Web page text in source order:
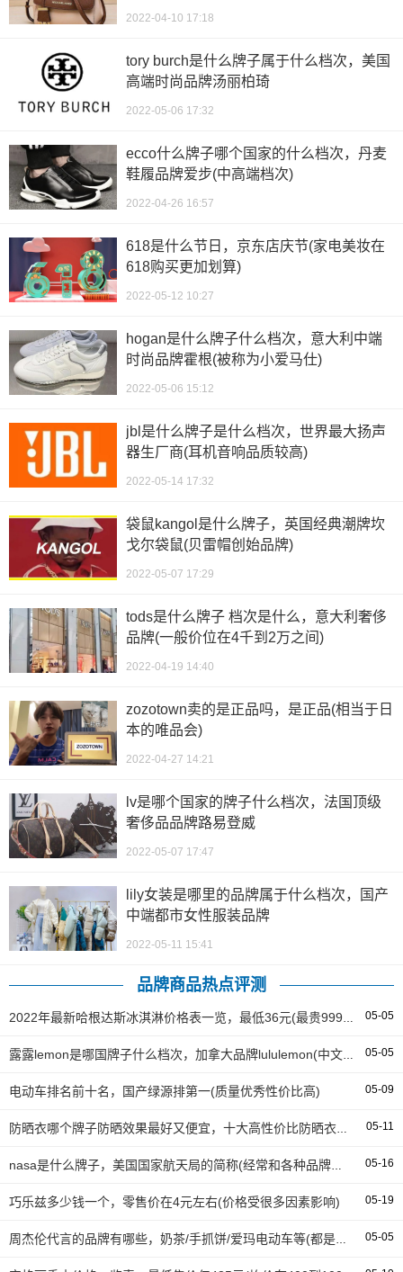
2022-04-10 17:18
tory burch是什么牌子属于什么档次，美国
高端时尚品牌汤丽柏琦
2022-05-06 17:32
ecco什么牌子哪个国家的什么档次，丹麦
鞋履品牌爱步(中高端档次)
2022-04-26 16:57
618是什么节日，京东店庆节(家电美妆在
618购买更加划算)
2022-05-12 10:27
hogan是什么牌子什么档次，意大利中端
时尚品牌霍根(被称为小爱马仕)
2022-05-06 15:12
jbl是什么牌子是什么档次，世界最大扬声
器生厂商(耳机音响品质较高)
2022-05-14 17:32
袋鼠kangol是什么牌子，英国经典潮牌坎
戈尔袋鼠(贝雷帽创始品牌)
2022-05-07 17:29
tods是什么牌子 档次是什么，意大利奢侈
品牌(一般价位在4千到2万之间)
2022-04-19 14:40
zozotown卖的是正品吗，是正品(相当于日
本的唯品会)
2022-04-27 14:21
lv是哪个国家的牌子什么档次，法国顶级
奢侈品品牌路易登威
2022-05-07 17:47
lily女装是哪里的品牌属于什么档次，国产
中端都市女性服装品牌
2022-05-11 15:41
品牌商品热点评测
05-05
05-05
电动车排名前十名，国产绿源排第一(质量优秀性价比高) 05-09
05-11
05-16
巧乐兹多少钱一个，零售价在4元左右(价格受很多因素影响) 05-19
05-05